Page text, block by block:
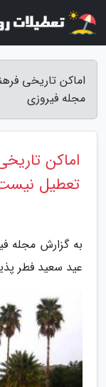
اماکن تاریخی
مجله فیروزی
اماکن
تعطیل
به گزارش مجله
عید سعید فطر